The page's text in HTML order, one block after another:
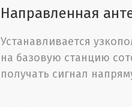
Направленная
Устанавливается
на базовую станцию
получать сигнал